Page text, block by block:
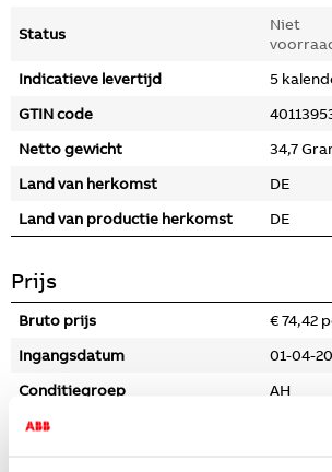
Status
Niet
Indicatieve levertijd
5
GTIN code
Netto gewicht
34,7
Land van herkomst
DE
Land van productie herkomst
DE
Prijs
Bruto prijs
€ 74,42
Ingangsdatum
01-04-
Conditiegroep
AH